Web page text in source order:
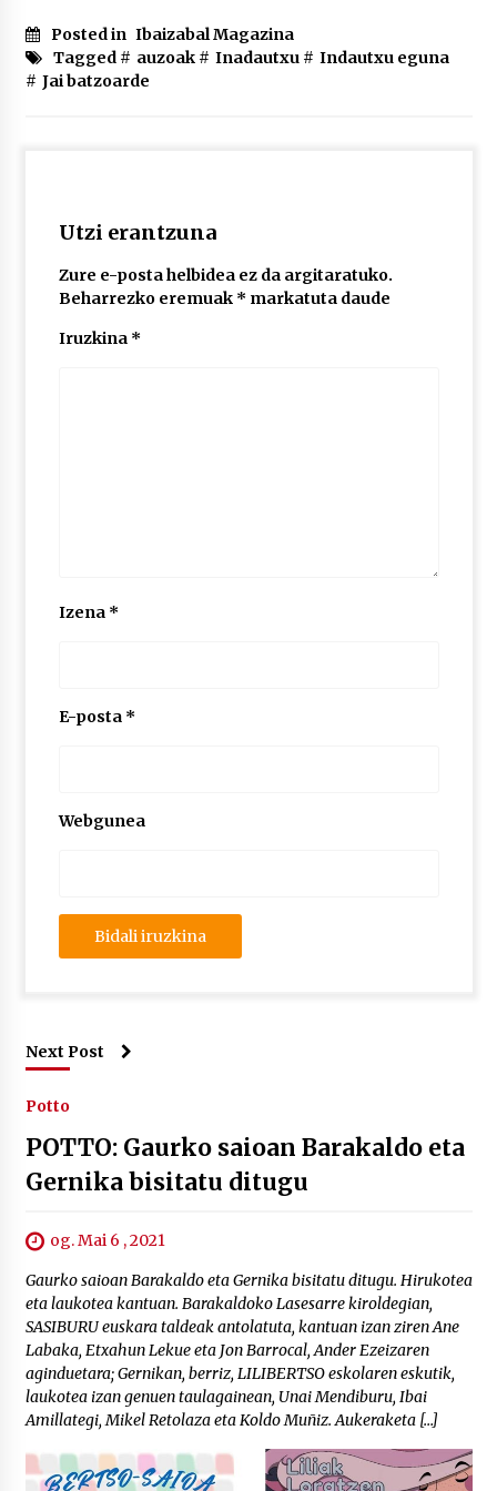
MUSIBLA #297: Bide, Boards Of Canada, Somak,
Posted in Ibaizabal Magazina
Tagged # auzoak# Inadautxu# Indautxu eguna
# Jai batzoarde
Utzi erantzuna
Zure e-posta helbidea ez da argitaratuko.
Beharrezko eremuak * markatuta daude
Iruzkina *
Izena *
E-posta *
Webgunea
Next Post
Potto
POTTO: Gaurko saioan Barakaldo eta
Gernika bisitatu ditugu
og. Mai 6 , 2021
Gaurko saioan Barakaldo eta Gernika bisitatu ditugu. Hirukotea
eta laukotea kantuan. Barakaldoko Lasesarre kiroldegian,
SASIBURU euskara taldeak antolatuta, kantuan izan ziren Ane
Labaka, Etxahun Lekue eta Jon Barrocal, Ander Ezeizaren
aginduetara; Gernikan, berriz, LILIBERTSO eskolaren eskutik,
laukotea izan genuen taulagainean, Unai Mendiburu, Ibai
Amillategi, Mikel Retolaza eta Koldo Muñiz. Aukeraketa […]